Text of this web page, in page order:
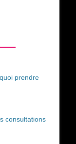
prendre
consultations